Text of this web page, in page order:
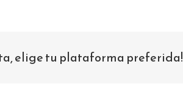
elige tu plataforma preferida!